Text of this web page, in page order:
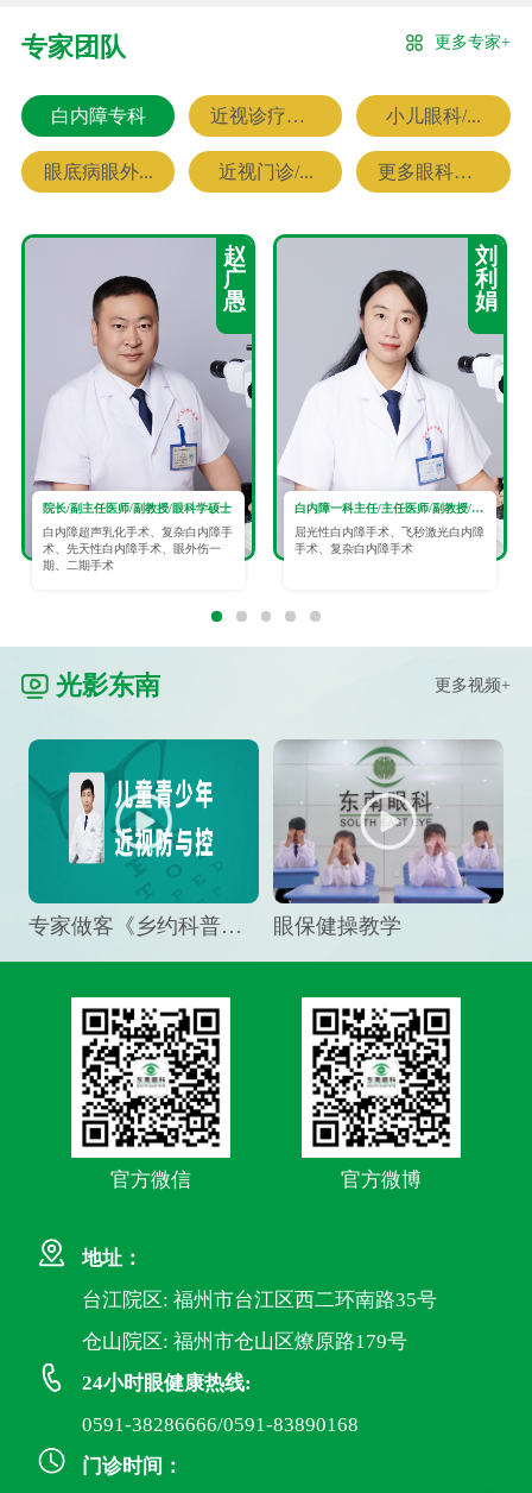
专家团队 更多专家+
白内障专科 近视诊疗专科 小儿眼科/...
眼底病眼外... 近视门诊/... 更多眼科专家
赵
广
愚
院长/副主任医师/副教授/眼科学硕士
白内障超声乳化手术、复杂白内障手
术、先天性白内障手术、眼外伤一
期、二期手术
刘
利
娟
白内障一科主任/主任医师/副教授/眼科学硕士
屈光性白内障手术、飞秒激光白内障
手术、复杂白内障手术
光影东南 更多视频+
专家做客《乡约科普》栏目，预防孩子近视竟然这么“简单” 眼保健操教学
官方微信 官方微博
地址：
台江院区: 福州市台江区西二环南路35号
仓山院区: 福州市仓山区燎原路179号
24小时眼健康热线:
0591-38286666/0591-83890168
门诊时间：